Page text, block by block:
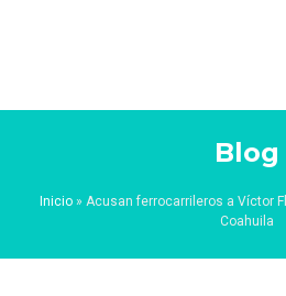
Blog
Inicio» Acusan ferrocarrileros a Víctor
Coahuila